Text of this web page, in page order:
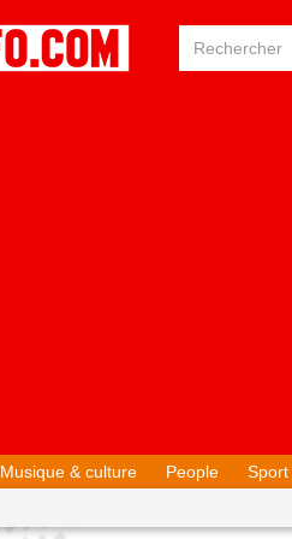
Musique & culture People Sport